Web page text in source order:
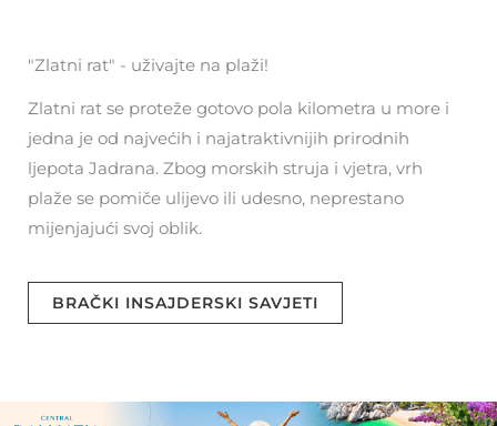
"Zlatni rat" - uživajte na plaži!
Zlatni rat se proteže gotovo pola kilometra u more i
jedna je od najvećih i najatraktivnijih prirodnih
ljepota Jadrana. Zbog morskih struja i vjetra, vrh
plaže se pomiče ulijevo ili udesno, neprestano
mijenjajući svoj oblik.
BRAČKI INSAJDERSKI SAVJETI